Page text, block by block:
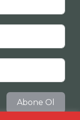
Abone Ol